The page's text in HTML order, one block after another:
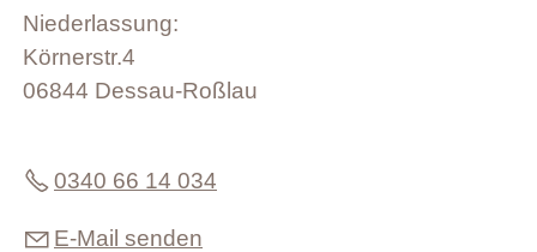
Video und Audio
Niederlassung:
Körnerstr.4
06844 Dessau-Roßlau
0340 66 14 034
E-Mail senden